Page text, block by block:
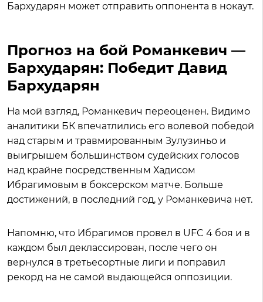
Бархударян может отправить оппонента в нокаут.
Прогноз на бой Романкевич —
Бархударян: Победит Давид
Бархударян
На мой взгляд, Романкевич переоценен. Видимо
аналитики БК впечатлились его волевой победой
над старым и травмированным Зулузиньо и
выигрышем большинством судейских голосов
над крайне посредственным Хадисом
Ибрагимовым в боксерском матче. Больше
достижений, в последний год, у Романкевича нет.
Напомню, что Ибрагимов провел в UFC 4 боя и в
каждом был деклассирован, после чего он
вернулся в третьесортные лиги и поправил
рекорд на не самой выдающейся оппозиции.